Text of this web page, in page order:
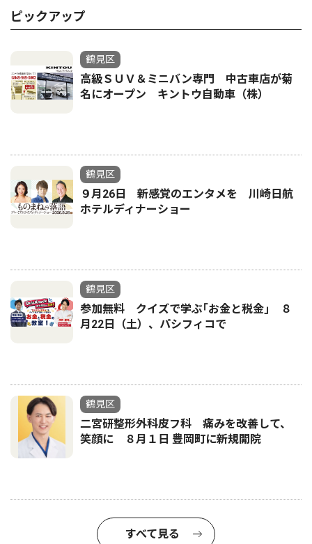
ピックアップ
鶴見区
高級ＳＵＶ＆ミニバン専門 中古車店が菊
名にオープン キントウ自動車（株）
鶴見区
９月26日 新感覚のエンタメを 川崎日航
ホテルディナーショー
鶴見区
参加無料 クイズで学ぶ｢お金と税金｣ ８
月22日（土）、パシフィコで
鶴見区
二宮研整形外科皮フ科 痛みを改善して、
笑顔に ８月１日 豊岡町に新規開院
すべて見る